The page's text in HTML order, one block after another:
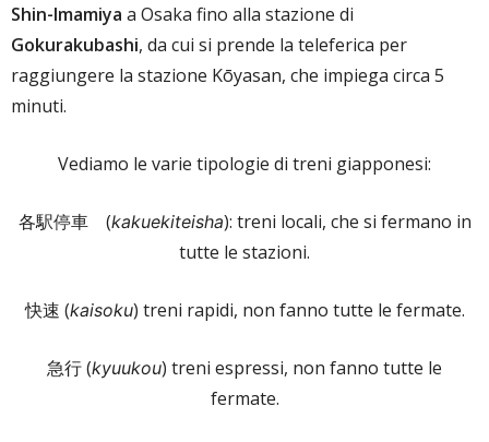
Shin-Imamiya a Osaka fino alla stazione di
Gokurakubashi, da cui si prende la teleferica per
raggiungere la stazione Kōyasan, che impiega circa 5
minuti.
Vediamo le varie tipologie di treni giapponesi:
各駅停車 (kakuekiteisha): treni locali, che si fermano in
tutte le stazioni.
快速 (kaisoku) treni rapidi, non fanno tutte le fermate.
急行 (kyuukou) treni espressi, non fanno tutte le
fermate.